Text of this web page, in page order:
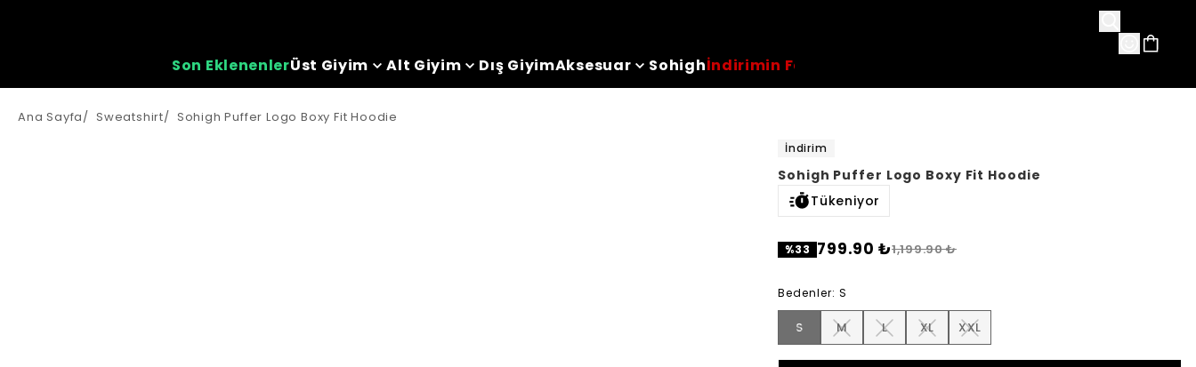
Son EklenenlerÜst Giyim Alt Giyim Dış GiyimAksesuar Sohighİndirimin Favorileri
Ana Sayfa/ Sweatshirt/ Sohigh Puffer Logo Boxy Fit Hoodie
İndirim
Sohigh Puffer Logo Boxy Fit Hoodie
Tükeniyor
%33 799.90 ₺1,199.90 ₺
Bedenler: S
S M L XL XXL